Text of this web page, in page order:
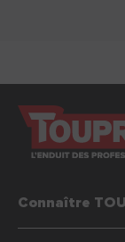
Connaître